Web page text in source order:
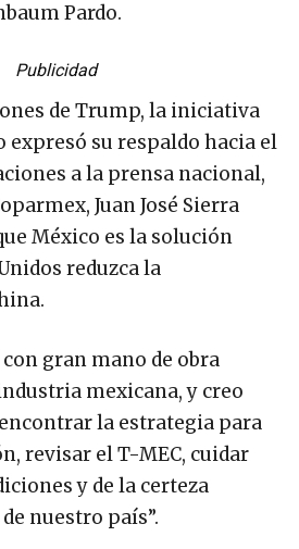
Pardo.
Publicidad
de Trump, la iniciativa
expresó su respaldo hacia el
a la prensa nacional,
Juan José Sierra
México es la solución
reduzca la
gran mano de obra
mexicana, y creo
la estrategia para
revisar el T-MEC, cuidar
y de la certeza
nuestro país”.